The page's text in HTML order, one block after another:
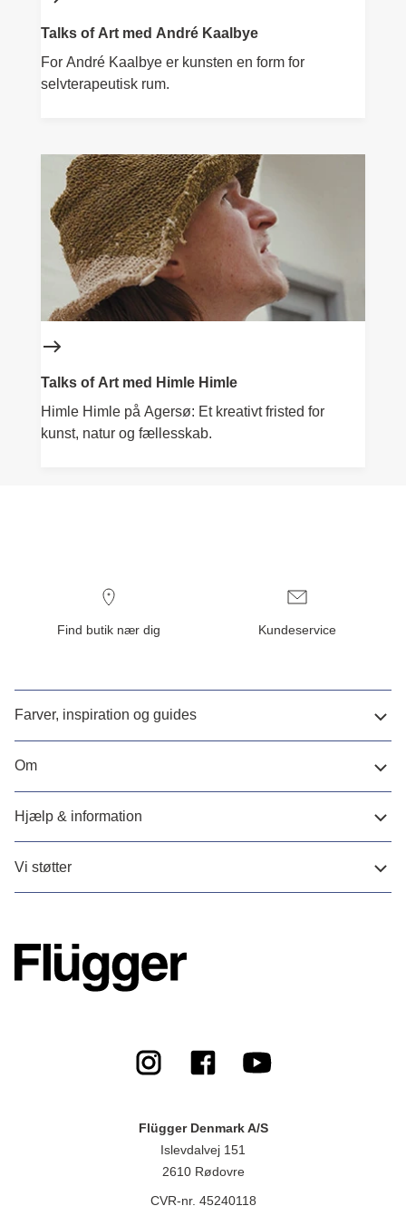
Talks of Art med André Kaalbye
For André Kaalbye er kunsten en form for
selvterapeutisk rum.
Talks of Art med Himle Himle
Himle Himle på Agersø: Et kreativt fristed for
kunst, natur og fællesskab.
Find butik nær dig Kundeservice
Farver, inspiration og guides
Om
Hjælp & information
Vi støtter
Flügger Denmark A/S
Islevdalvej 151
2610 Rødovre
CVR-nr. 45240118